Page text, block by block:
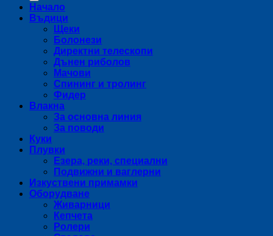
Начало
Въдици
Щеки
Болонези
Директни телескопи
Дънен риболов
Мачови
Спининг и тролинг
Фидер
Влакна
За основна линия
За поводи
Куки
Плувки
Езера, реки, специални
Подвижни и ваглерни
Изкуствени примамки
Оборудване
Живарници
Кепчета
Ролери